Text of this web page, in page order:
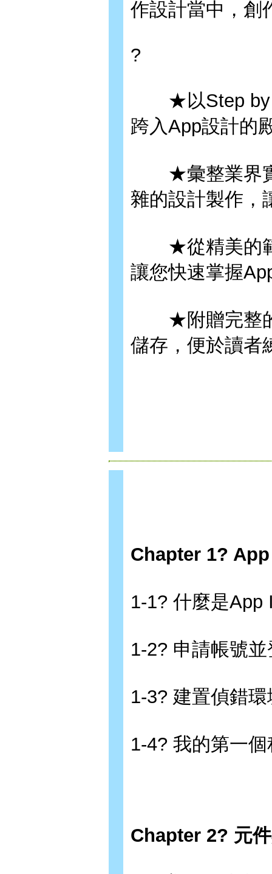
作設計當中，創
?
★以Step by
跨入App設計的
★彙整業界實
雜的設計製作，
★從精美的範
讓您快速掌握
★附贈完整的
儲存，便於讀者
Chapter 1?
1-1? 什麼是App
1-2? 申請帳號
1-3? 建置偵錯環
1-4? 我的第一
Chapter 2? 元